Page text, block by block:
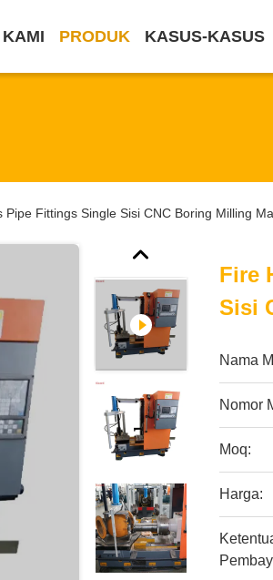
PRODUK KASUS-KASUS
Pipe Fittings Single Sisi CNC Boring Milling
Fire
Sisi
Nama
Nomor
Moq:
Harga: